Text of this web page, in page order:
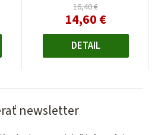
16,40 €
14,60 €
DETAIL
newsletter